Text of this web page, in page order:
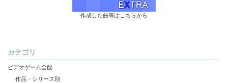
作成した曲等はこちらから
カテゴリ
ビデオゲーム全般
作品・シリーズ別